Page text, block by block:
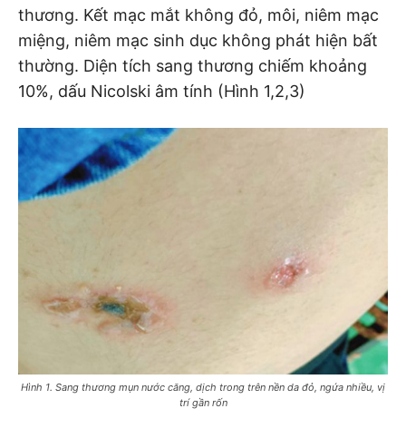
thương. Kết mạc mắt không đỏ, môi, niêm mạc
miệng, niêm mạc sinh dục không phát hiện bất
thường. Diện tích sang thương chiếm khoảng
10%, dấu Nicolski âm tính (Hình 1,2,3)
Hình 1. Sang thương mụn nước căng, dịch trong trên nền da đỏ, ngứa nhiều, vị
trí gần rốn